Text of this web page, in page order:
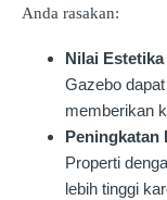
Anda rasakan:
Nilai
Gazebo
memberikan
Peningkatan
Properti
lebih tinggi